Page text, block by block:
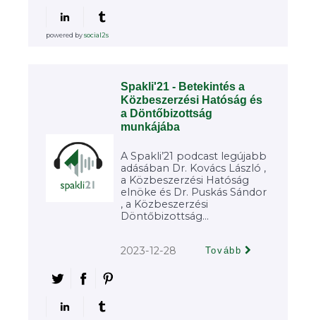
powered bysocial2s
Spakli'21 - Betekintés a
Közbeszerzési Hatóság és
a Döntőbizottság
munkájába
A Spakli’21 podcast legújabb
adásában Dr. Kovács László ,
a Közbeszerzési Hatóság
elnöke és Dr. Puskás Sándor
, a Közbeszerzési
Döntőbizottság...
2023-12-28 Tovább